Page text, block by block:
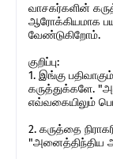
வாசகர்களின்
ஆரோக்கியமாக
வேண்டுகிறோம்.
குறிப்பு:
1. இங்கு
கருத்துக்களே.
எவ்வகையிலும்
2. கருத்தை
"அனைத்திந்திய